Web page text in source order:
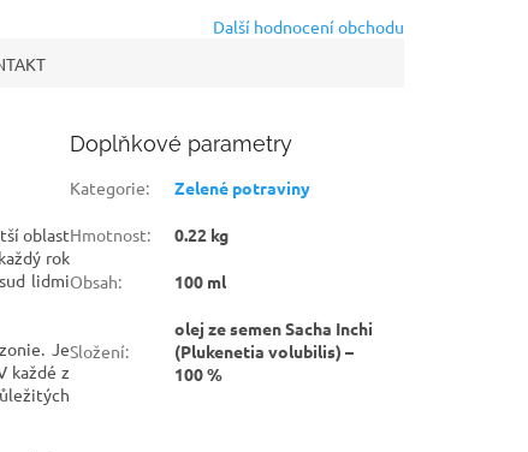
Další hodnocení obchodu
oblast
rok
lidmi
Je
každé z
Doplňkové parametry
Kategorie: Zelené potraviny
Hmotnost: 0.22 kg
Obsah: 100 ml
Složení:
olej ze semen Sacha Inchi
(Plukenetia volubilis) –
100 %